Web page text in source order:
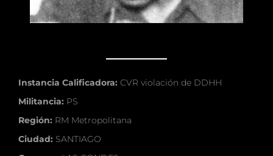
Instancia Calificadora: CVR violación de DDHH
Militancia: PS
Región: RM Metropolitana
Ciudad: SANTIAGO